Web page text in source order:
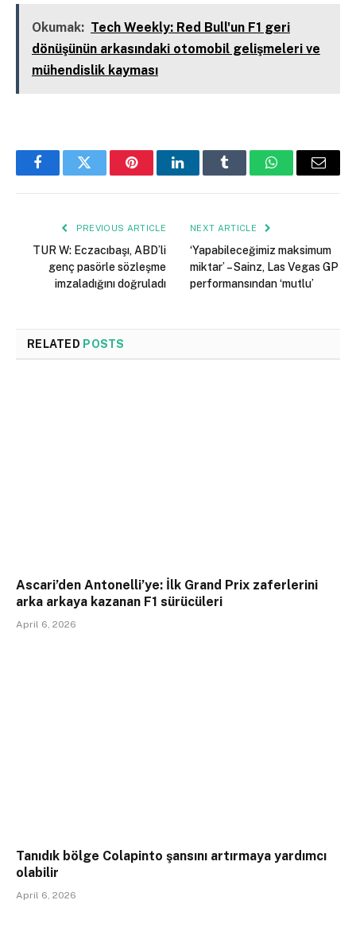
Okumak: Tech Weekly: Red Bull'un F1 geri
dönüşünün arkasındaki otomobil gelişmeleri ve
mühendislik kayması
FacebookTwitter PinterestLinkedInTumblr WhatsAppEmail
PREVIOUS ARTICLE
TUR W: Eczacıbaşı, ABD’li
genç pasörle sözleşme
imzaladığını doğruladı
NEXT ARTICLE
‘Yapabileceğimiz maksimum
miktar’ – Sainz, Las Vegas GP
performansından ‘mutlu’
RELATED POSTS
Ascari’den Antonelli’ye: İlk Grand Prix zaferlerini
arka arkaya kazanan F1 sürücüleri
April 6, 2026
Tanıdık bölge Colapinto şansını artırmaya yardımcı
olabilir
April 6, 2026